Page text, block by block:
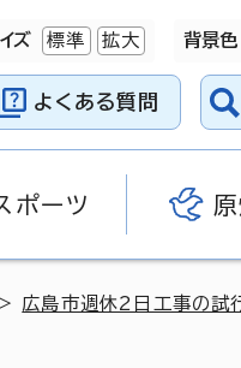
ズ 標準 拡大 背景色
よくある質問
ポーツ
> 広島市週休2日工事の試